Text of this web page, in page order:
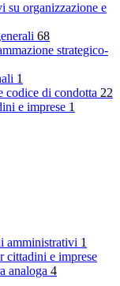
su organizzazione e
68
strategico-
1
codice di condotta 22
e imprese 1
amministrativi 1
cittadini e imprese
analoga 4